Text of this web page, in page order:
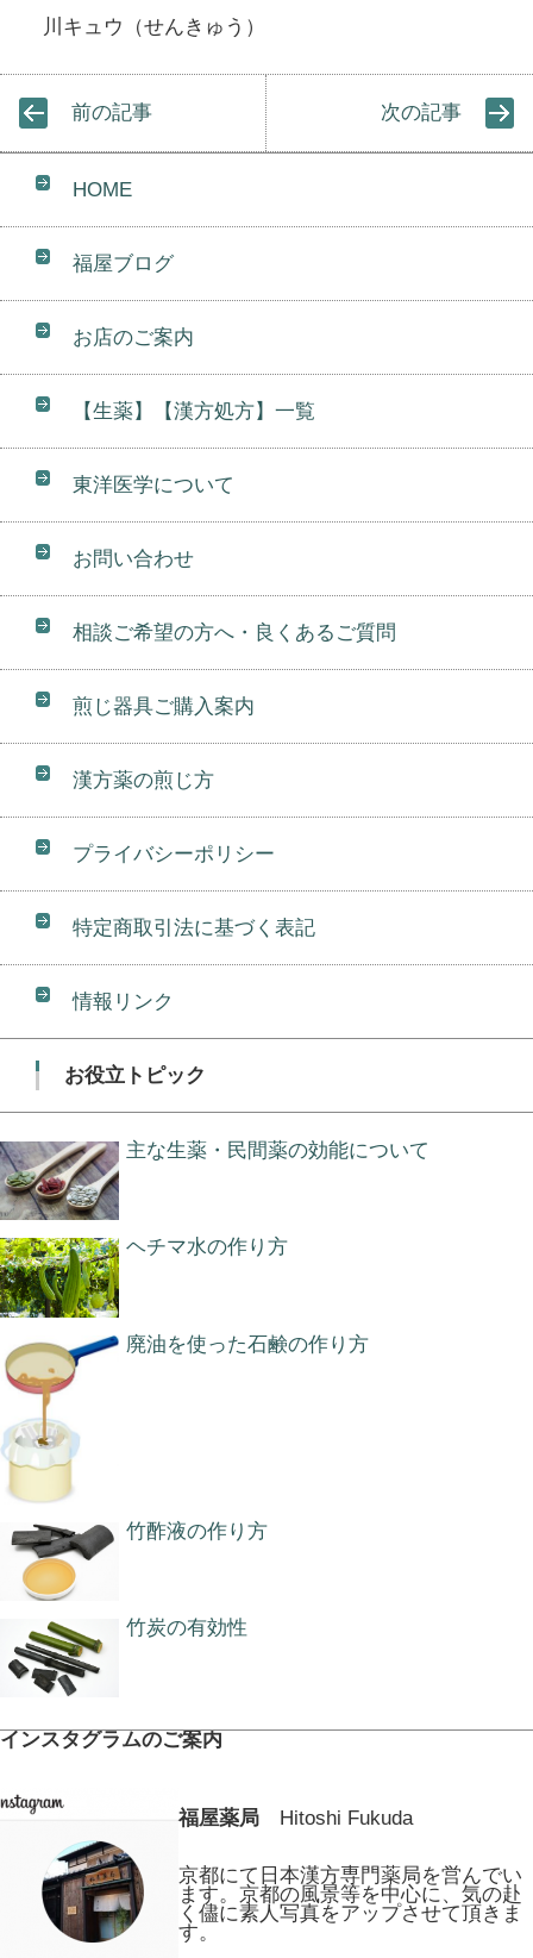
川キュウ（せんきゅう）
前の記事 次の記事
HOME
福屋ブログ
お店のご案内
【生薬】【漢方処方】一覧
東洋医学について
お問い合わせ
相談ご希望の方へ・良くあるご質問
煎じ器具ご購入案内
漢方薬の煎じ方
プライバシーポリシー
特定商取引法に基づく表記
情報リンク
お役立トピック
主な生薬・民間薬の効能について
ヘチマ水の作り方
廃油を使った石鹸の作り方
竹酢液の作り方
竹炭の有効性
インスタグラムのご案内
福屋薬局 Hitoshi Fukuda
京都にて日本漢方専門薬局を営んでい
ます。京都の風景等を中心に、気の赴
く儘に素人写真をアップさせて頂きま
す。